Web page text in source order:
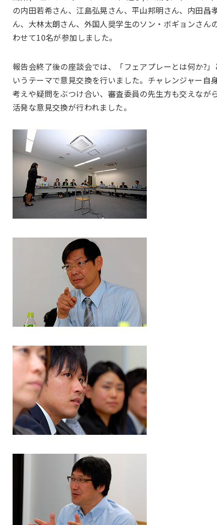
の内田若希さん、江島弘晃さん、平山邦明さん、内田昌
ん、大林太朗さん、外国人奨学生のソン・ボギョンさん
わせて10名が参加しました。
報告会終了後の座談会では、「フェアプレーとは何か?」
いうテーマで意見交換を行いました。チャレンジャー自
考えや疑問をぶつけ合い、審査委員の先生方も交えなが
活発な意見交換が行われました。